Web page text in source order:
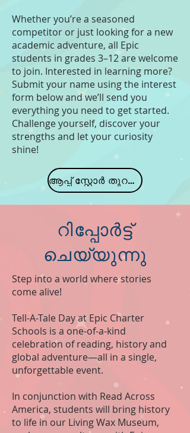
Whether you’re a seasoned
competitor or just looking for a new
academic adventure, all Epic
students in grades 3–12 are welcome
to join. Interested in learning more?
Submit your name using the interest
form below and we’ll send you
everything you need to get started.
Challenge yourself, discover your
strengths and let your curiosity
shine!
ആപ്പ് സ്റ്റോർ തുറക്കുക
റിപ്പോർട്ട്
ചെയ്യുന്നു
Step into a world where stories
come alive!
Tell-A-Tale Day at Epic Charter
Schools is a one-of-a-kind
celebration of reading, history and
global adventure—all in a single,
unforgettable event.
In conjunction with Read Across
America, students will bring history
to life in our Living Wax Museum,